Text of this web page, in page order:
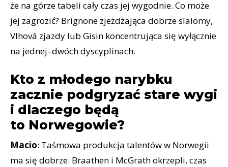
że na górze tabeli cały czas jej wygodnie. Co może
jej zagrozić? Brignone zjeżdżająca dobrze slalomy,
Vlhová zjazdy lub Gisin koncentrująca się wyłącznie
na jednej–dwóch dyscyplinach.
Kto z młodego narybku
zacznie podgryzać stare wygi
i dlaczego będą
to Norwegowie?
Macio: Taśmowa produkcja talentów w Norwegii
ma się dobrze. Braathen i McGrath okrzepli, czas